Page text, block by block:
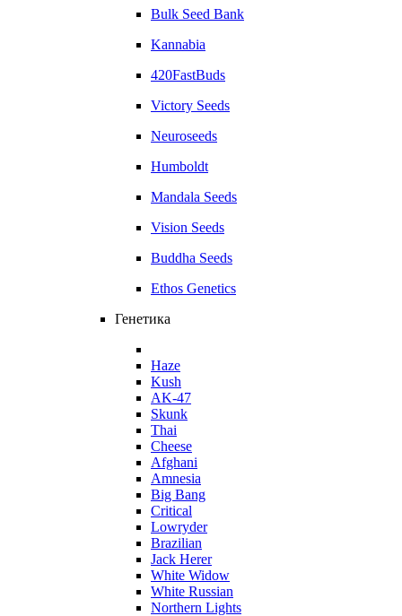
Bulk Seed Bank
Kannabia
420FastBuds
Victory Seeds
Neuroseeds
Humboldt
Mandala Seeds
Vision Seeds
Buddha Seeds
Ethos Genetics
Генетика
Haze
Kush
AK-47
Skunk
Thai
Cheese
Afghani
Amnesia
Big Bang
Critical
Lowryder
Brazilian
Jack Herer
White Widow
White Russian
Northern Lights